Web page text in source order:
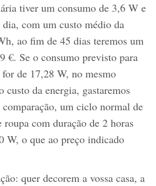
tiver um consumo de 3,6 W e
com um custo médio da
ao fim de 45 dias teremos um
€. Se o consumo previsto para
de 17,28 W, no mesmo
custo da energia, gastaremos
um ciclo normal de
com duração de 2 horas
W, o que ao preço indicado
quer decorem a vossa casa, a